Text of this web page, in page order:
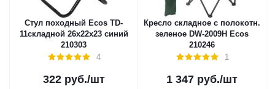
Стул походный Ecos TD-
11складной 26х22х23 синий
210303
4
322руб./шт
Кресло складное с полокотн.
зеленое DW-2009H Ecos
210246
1
1 347 руб./шт